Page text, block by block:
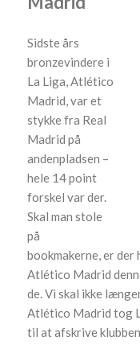
Sidste års
bronzevindere i
La Liga, Atlético
Madrid, var et
stykke fra Real
Madrid på
andenpladsen –
hele 14 point
forskel var der.
Skal man stole
på
bookmakerne, er
Atlético Madrid
de. Vi skal ikke
Atlético Madrid tog
til at afskrive